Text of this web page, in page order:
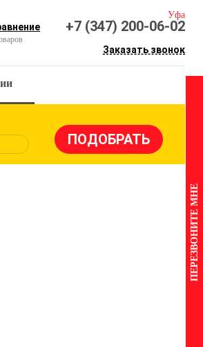
Уфа
+7 (347) 200-06-02
Заказать звонок
ПЕРЕЗВОНИТЕ МНЕ